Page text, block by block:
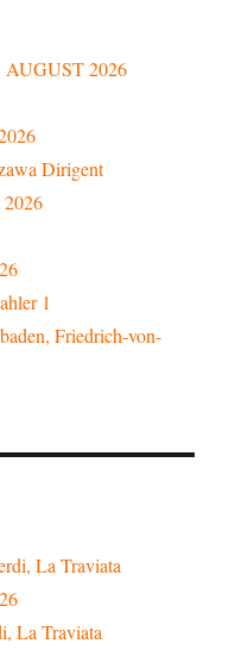
AUGUST 2026
Dirigent
2026
1
Friedrich-von-
La Traviata
La Traviata